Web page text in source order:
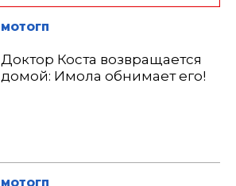
МОТОГП
Доктор Коста возвращается
домой: Имола обнимает его!
МОТОГП